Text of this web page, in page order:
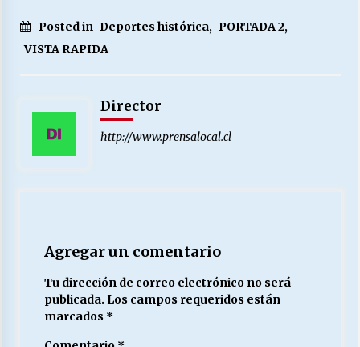
Posted in Deportes histórica, PORTADA 2,
VISTA RAPIDA
Director
http://www.prensalocal.cl
Agregar un comentario
Tu dirección de correo electrónico no será
publicada. Los campos requeridos están
marcados *